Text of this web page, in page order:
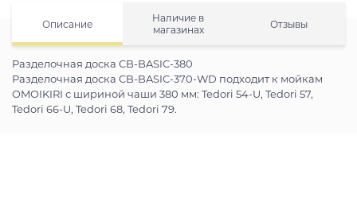
Описание
Наличие в
магазинах
Отзывы
Разделочная доска CB-BASIC-380
Разделочная доска CB-BASIC-370-WD подходит к мойкам
OMOIKIRI с шириной чаши 380 мм: Tedori 54-U, Tedori 57,
Tedori 66-U, Tedori 68, Tedori 79.